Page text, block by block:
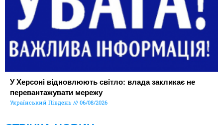
У Херсоні відновлюють світло: влада закликає не
перевантажувати мережу
Український Південь 06/08/2026